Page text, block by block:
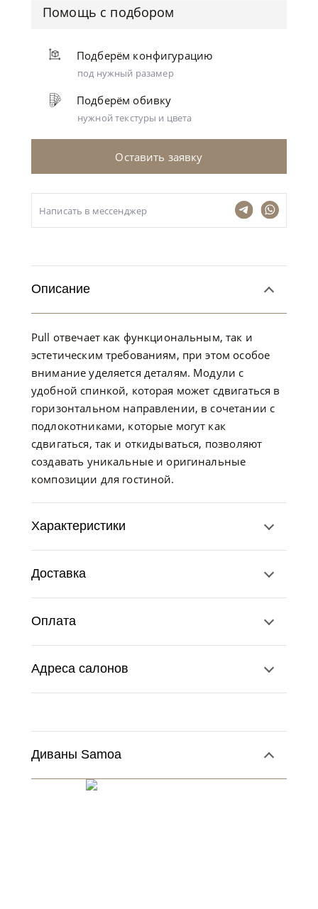
Помощь с подбором
Подберём конфигурацию
под нужный разамер
Подберём обивку
нужной текстуры и цвета
Оставить заявку
Написать в мессенджер
Описание
Pull отвечает как функциональным, так и
эстетическим требованиям, при этом особое
внимание уделяется деталям. Модули с
удобной спинкой, которая может сдвигаться в
горизонтальном направлении, в сочетании с
подлокотниками, которые могут как
сдвигаться, так и откидываться, позволяют
создавать уникальные и оригинальные
композиции для гостиной.
Характеристики
Доставка
Оплата
Адреса салонов
Диваны Samoa